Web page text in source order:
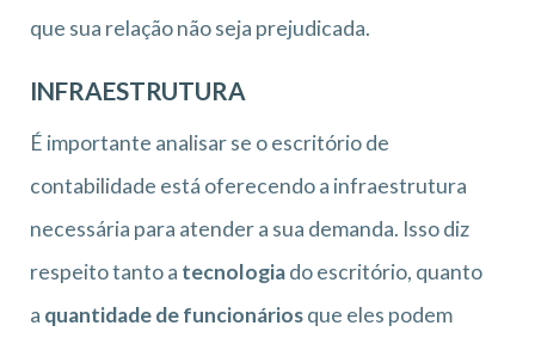
que sua relação não seja prejudicada.
INFRAESTRUTURA
É importante analisar se o escritório de
contabilidade está oferecendo a infraestrutura
necessária para atender a sua demanda. Isso diz
respeito tanto a tecnologiado escritório, quanto
a quantidade de funcionáriosque eles podem